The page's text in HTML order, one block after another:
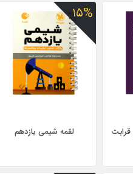
۱۵%
لقمه شیمی یازدهم